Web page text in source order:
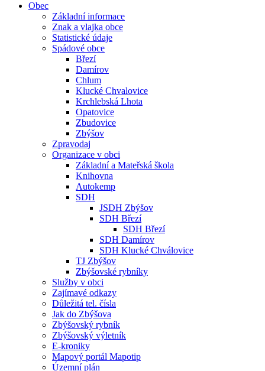
Obec
Základní informace
Znak a vlajka obce
Statistické údaje
Spádové obce
Březí
Damírov
Chlum
Klucké Chvalovice
Krchlebská Lhota
Opatovice
Zbudovice
Zbýšov
Zpravodaj
Organizace v obci
Základní a Mateřská škola
Knihovna
Autokemp
SDH
JSDH Zbýšov
SDH Březí
SDH Březí
SDH Damírov
SDH Klucké Chválovice
TJ Zbýšov
Zbýšovské rybníky
Služby v obci
Zajímavé odkazy
Důležitá tel. čísla
Jak do Zbýšova
Zbýšovský rybník
Zbýšovský výletník
E-kroniky
Mapový portál Mapotip
Územní plán